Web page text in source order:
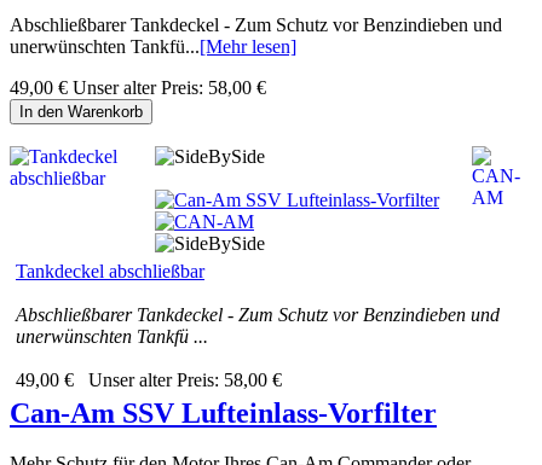
Abschließbarer Tankdeckel - Zum Schutz vor Benzindieben und
unerwünschten Tankfü...[Mehr lesen]
49,00 € Unser alter Preis: 58,00 €
In den Warenkorb
Tankdeckel abschließbar
Abschließbarer Tankdeckel - Zum Schutz vor Benzindieben und
unerwünschten Tankfü ...
49,00 € Unser alter Preis: 58,00 €
Can-Am SSV Lufteinlass-Vorfilter